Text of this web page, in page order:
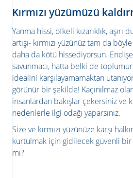
Kırmızı yüzümüzü
Yanma hissi, öfkeli kızarıklık, aşırı
artışı- kırmızı yüzünüz tam da
daha da kötü hissediyorsun.
savunmacı, hatta belki de
idealini karşılayamamaktan
görünür bir şekilde! Kaçınılmaz
insanlardan bakışlar çekersiniz ve
nedenlerle ilgi odağı yaparsınız.
Size ve kırmızı yüzünüze karşı
kurtulmak için gidilecek güvenli bir
mı?